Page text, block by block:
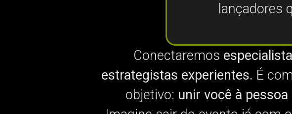
lançadores
Conectaremos
estrategistas experientes. É
objetivo: unir você à